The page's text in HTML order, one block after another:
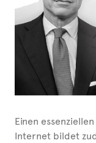
Einen
Internet bildet